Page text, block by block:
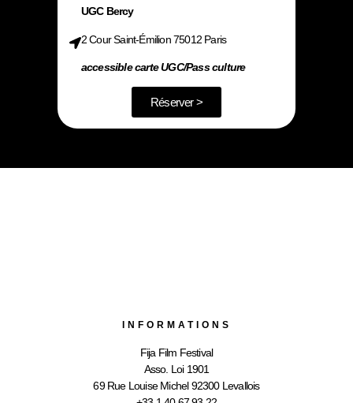
UGC Bercy
2 Cour Saint-Émilion 75012 Paris
accessible carte UGC/Pass culture
Réserver >
INFORMATIONS
Fija Film Festival
Asso. Loi 1901
69 Rue Louise Michel 92300 Levallois